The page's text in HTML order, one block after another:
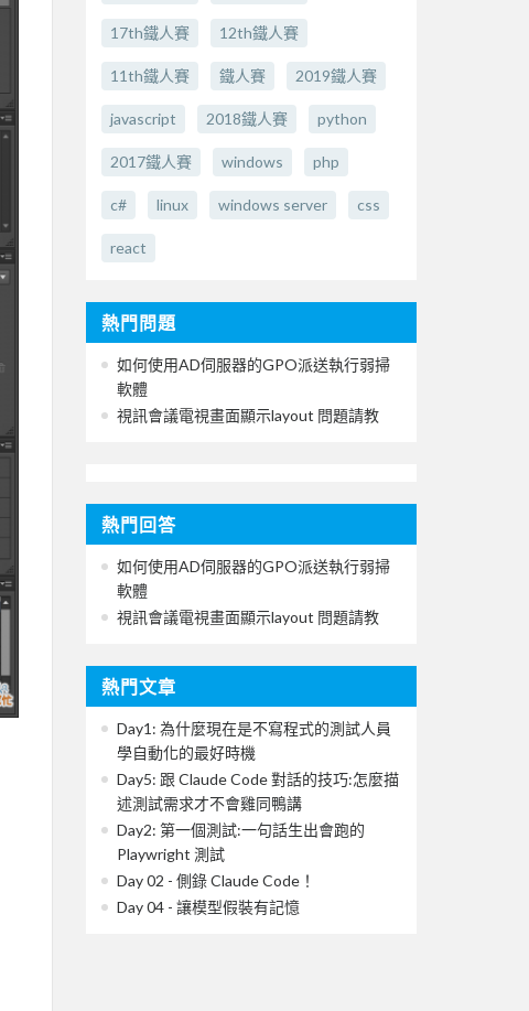
17th鐵人賽 12th鐵人賽
11th鐵人賽 鐵人賽 2019鐵人賽
javascript 2018鐵人賽 python
2017鐵人賽 windows php
c# linux windows server css
react
熱門問題
如何使用AD伺服器的GPO派送執行弱掃
軟體
視訊會議電視畫面顯示layout 問題請教
熱門回答
如何使用AD伺服器的GPO派送執行弱掃
軟體
視訊會議電視畫面顯示layout 問題請教
熱門文章
Day1: 為什麼現在是不寫程式的測試人員
學自動化的最好時機
Day5: 跟 Claude Code 對話的技巧:怎麼描
述測試需求才不會雞同鴨講
Day2: 第一個測試:一句話生出會跑的
Playwright 測試
Day 02 - 側錄 Claude Code！
Day 04 - 讓模型假裝有記憶